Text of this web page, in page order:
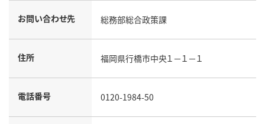
お問い合わせ先 総務部総合政策課
住所 福岡県行橋市中央１－１－１
電話番号 0120-1984-50